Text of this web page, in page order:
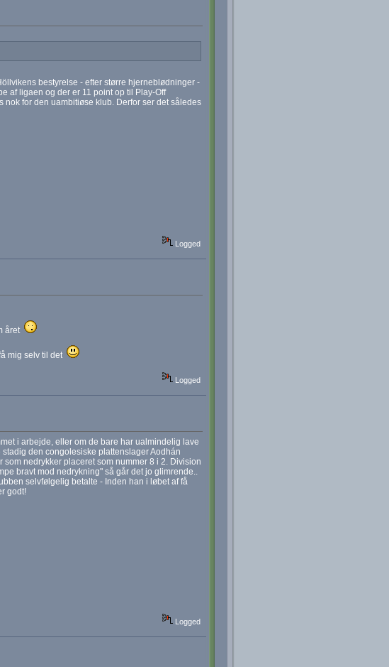
bestyrelse - efter større hjerneblødninger -
af ligaen og der er 11 point op til Play-Off
for den uambitiøse klub. Derfor ser det således
Logged
året
mig selv til det
Logged
i arbejde, eller om de bare har ualmindelig lave
den congolesiske plattenslager Aodhán
nedrykker placeret som nummer 8 i 2. Division
bravt mod nedrykning" så går det jo glimrende..
selvfølgelig betalte - Inden han i løbet af få
godt!
Logged